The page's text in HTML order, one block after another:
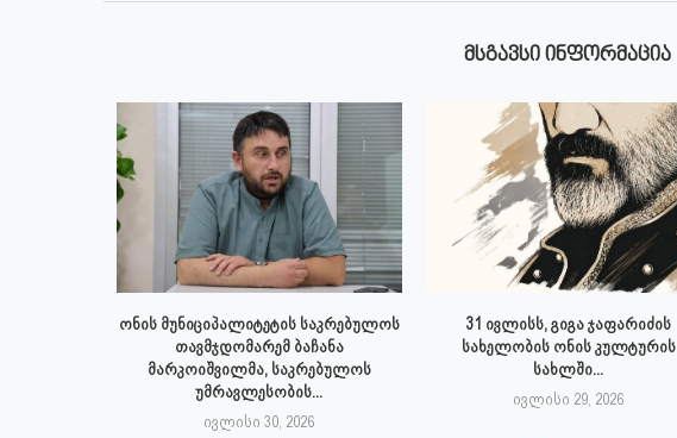
ᲛᲡᲒᲐᲕᲡᲘ ᲘᲜᲤᲝᲠᲛᲐᲪᲘᲐ
ონის მუნიციპალიტეტის საკრებულოს
თავმჯდომარემ ბაჩანა
მარკოიშვილმა, საკრებულოს
უმრავლესობის...
ივლისი 30, 2026
31 ივლისს, გიგა ჯაფარიძის
სახელობის ონის კულტურის
სახლში...
ივლისი 29, 2026